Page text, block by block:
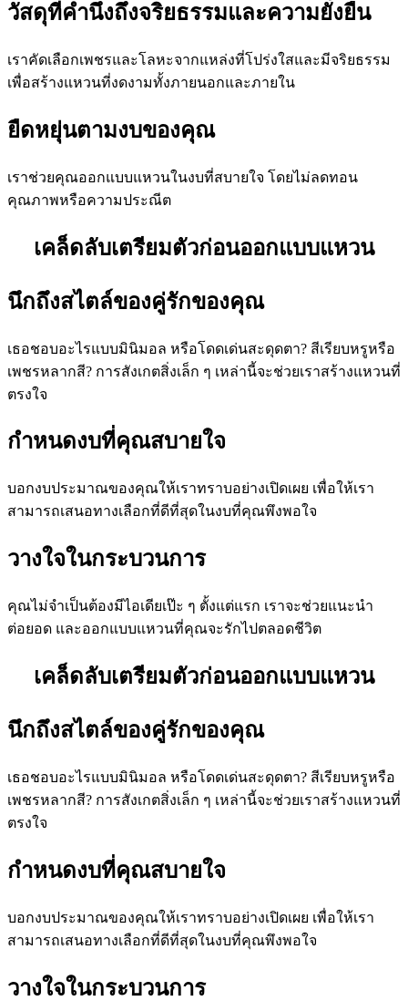
วัสดุที่คำนึงถึงจริยธรรมและความยั่งยืน
เราคัดเลือกเพชรและโลหะจากแหล่งที่โปร่งใสและมีจริยธรรม
เพื่อสร้างแหวนที่งดงามทั้งภายนอกและภายใน
ยืดหยุ่นตามงบของคุณ
เราช่วยคุณออกแบบแหวนในงบที่สบายใจ โดยไม่ลดทอน
คุณภาพหรือความประณีต
เคล็ดลับเตรียมตัวก่อนออกแบบแหวน
นึกถึงสไตล์ของคู่รักของคุณ
เธอชอบอะไรแบบมินิมอล หรือโดดเด่นสะดุดตา? สีเรียบหรูหรือ
เพชรหลากสี? การสังเกตสิ่งเล็ก ๆ เหล่านี้จะช่วยเราสร้างแหวนที่
ตรงใจ
กำหนดงบที่คุณสบายใจ
บอกงบประมาณของคุณให้เราทราบอย่างเปิดเผย เพื่อให้เรา
สามารถเสนอทางเลือกที่ดีที่สุดในงบที่คุณพึงพอใจ
วางใจในกระบวนการ
คุณไม่จำเป็นต้องมีไอเดียเป๊ะ ๆ ตั้งแต่แรก เราจะช่วยแนะนำ
ต่อยอด และออกแบบแหวนที่คุณจะรักไปตลอดชีวิต
เคล็ดลับเตรียมตัวก่อนออกแบบแหวน
นึกถึงสไตล์ของคู่รักของคุณ
เธอชอบอะไรแบบมินิมอล หรือโดดเด่นสะดุดตา? สีเรียบหรูหรือ
เพชรหลากสี? การสังเกตสิ่งเล็ก ๆ เหล่านี้จะช่วยเราสร้างแหวนที่
ตรงใจ
กำหนดงบที่คุณสบายใจ
บอกงบประมาณของคุณให้เราทราบอย่างเปิดเผย เพื่อให้เรา
สามารถเสนอทางเลือกที่ดีที่สุดในงบที่คุณพึงพอใจ
วางใจในกระบวนการ